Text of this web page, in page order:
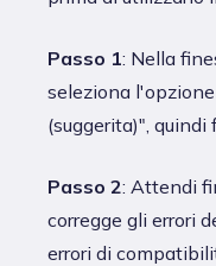
Passo 1: Nella
seleziona
(suggerita)", quindi
Passo 2: Attendi
corregge gli errori
errori di